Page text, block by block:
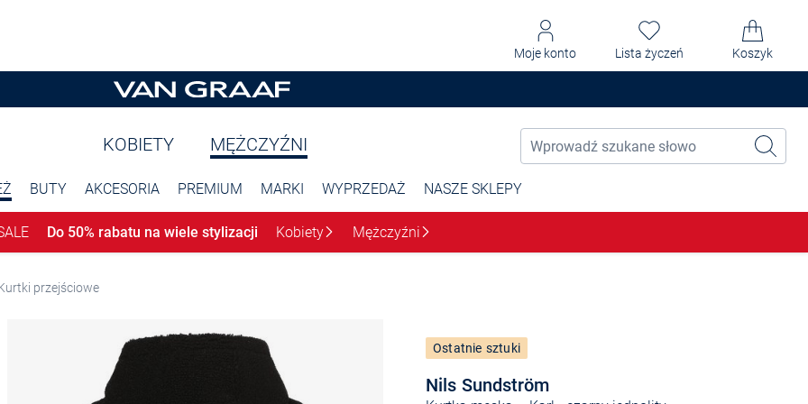
Moje konto Lista życzeń Koszyk
KOBIETY MĘŻCZYŹNI
BUTY AKCESORIA PREMIUM MARKI WYPRZEDAŻ NASZE SKLEPY
Do 50% rabatu na wiele stylizacji Kobiety Mężczyźni
przejściowe
Nils Sundström
Ostatnie sztuki